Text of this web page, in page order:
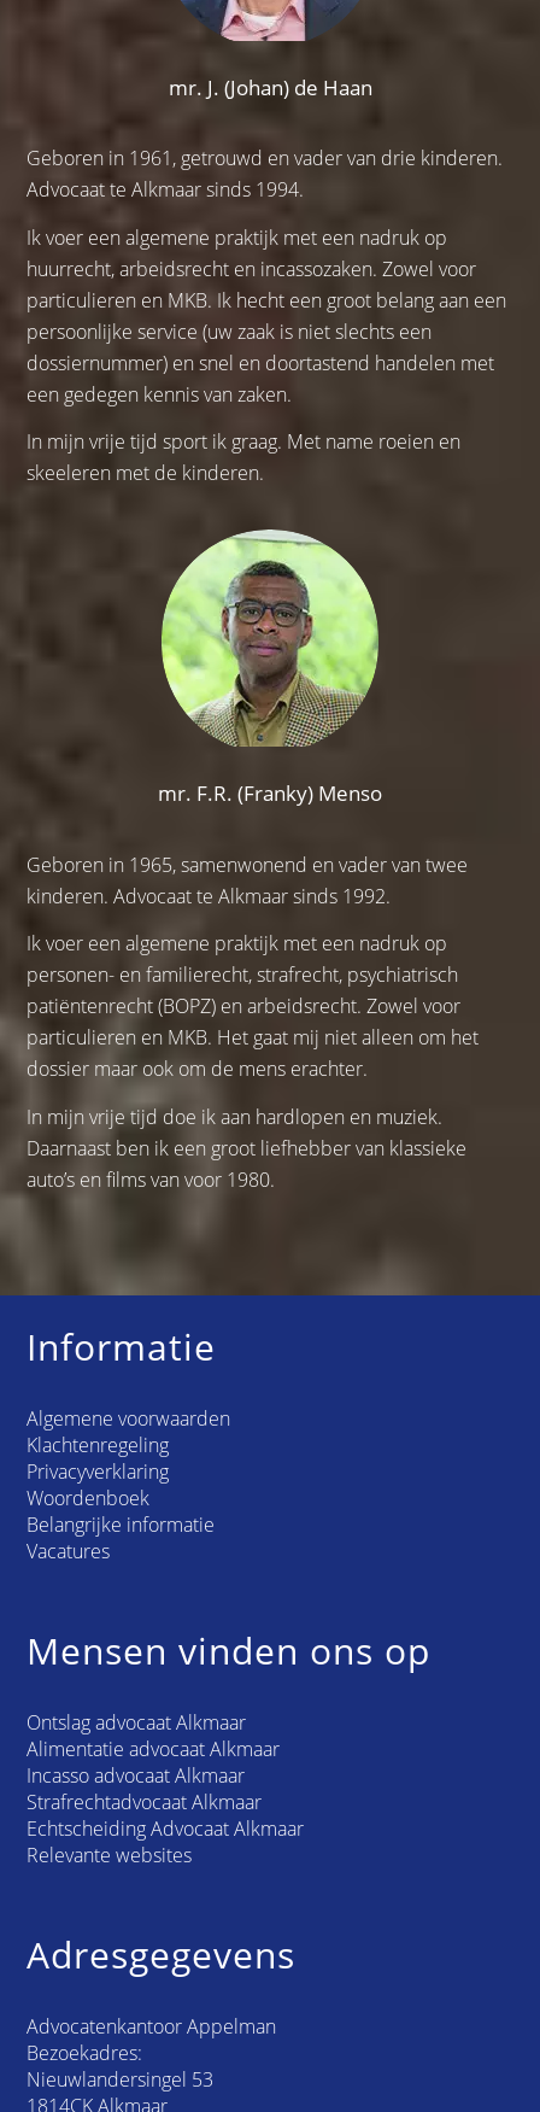
mr. J. (Johan) de Haan
Geboren in 1961, getrouwd en vader van drie kinderen.
Advocaat te Alkmaar sinds 1994.
Ik voer een algemene praktijk met een nadruk op
huurrecht, arbeidsrecht en incassozaken. Zowel voor
particulieren en MKB. Ik hecht een groot belang aan een
persoonlijke service (uw zaak is niet slechts een
dossiernummer) en snel en doortastend handelen met
een gedegen kennis van zaken.
In mijn vrije tijd sport ik graag. Met name roeien en
skeeleren met de kinderen.
mr. F.R. (Franky) Menso
Geboren in 1965, samenwonend en vader van twee
kinderen. Advocaat te Alkmaar sinds 1992.
Ik voer een algemene praktijk met een nadruk op
personen- en familierecht, strafrecht, psychiatrisch
patiëntenrecht (BOPZ) en arbeidsrecht. Zowel voor
particulieren en MKB. Het gaat mij niet alleen om het
dossier maar ook om de mens erachter.
In mijn vrije tijd doe ik aan hardlopen en muziek.
Daarnaast ben ik een groot liefhebber van klassieke
auto’s en films van voor 1980.
Informatie
Algemene voorwaarden
Klachtenregeling
Privacyverklaring
Woordenboek
Belangrijke informatie
Vacatures
Mensen vinden ons op
Ontslag advocaat Alkmaar
Alimentatie advocaat Alkmaar
Incasso advocaat Alkmaar
Strafrechtadvocaat Alkmaar
Echtscheiding Advocaat Alkmaar
Relevante websites
Adresgegevens
Advocatenkantoor Appelman
Bezoekadres:
Nieuwlandersingel 53
1814CK Alkmaar